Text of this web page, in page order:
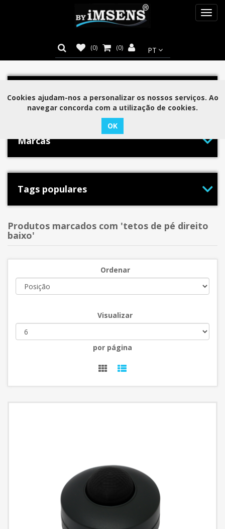
(0) (0)
Categorias
Marcas
Tags populares
Produtos marcados com 'tetos de pé direito
baixo'
Ordenar
Visualizar
por página
Cookies ajudam-nos a personalizar os nossos serviços. Ao
navegar concorda com a utilização de cookies.